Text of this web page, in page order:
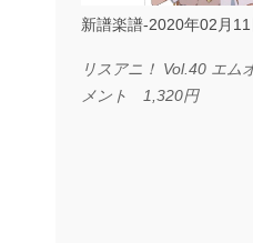
新譜楽譜-2020年02月11
リスアニ！ Vol.40 エム
メント 1,320円